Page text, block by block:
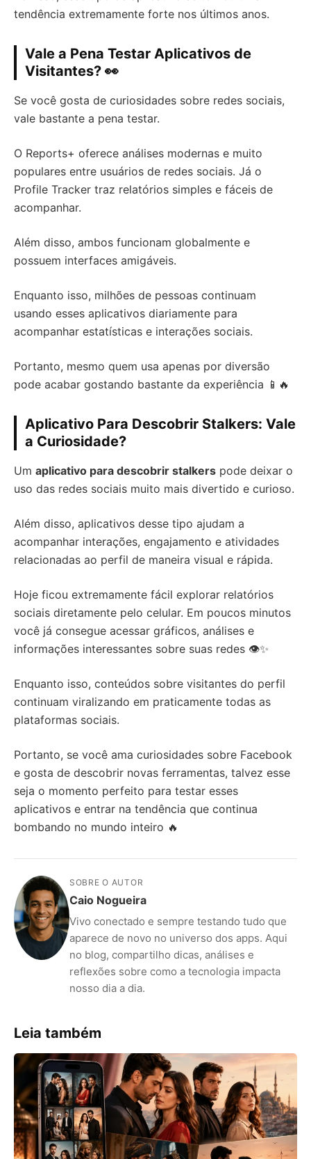
tendência extremamente forte nos últimos anos.
Vale a Pena Testar Aplicativos de
Visitantes? 👀
Se você gosta de curiosidades sobre redes sociais,
vale bastante a pena testar.
O Reports+ oferece análises modernas e muito
populares entre usuários de redes sociais. Já o
Profile Tracker traz relatórios simples e fáceis de
acompanhar.
Além disso, ambos funcionam globalmente e
possuem interfaces amigáveis.
Enquanto isso, milhões de pessoas continuam
usando esses aplicativos diariamente para
acompanhar estatísticas e interações sociais.
Portanto, mesmo quem usa apenas por diversão
pode acabar gostando bastante da experiência 📱🔥
Aplicativo Para Descobrir Stalkers: Vale
a Curiosidade?
Um aplicativo para descobrir stalkers pode deixar o
uso das redes sociais muito mais divertido e curioso.
Além disso, aplicativos desse tipo ajudam a
acompanhar interações, engajamento e atividades
relacionadas ao perfil de maneira visual e rápida.
Hoje ficou extremamente fácil explorar relatórios
sociais diretamente pelo celular. Em poucos minutos
você já consegue acessar gráficos, análises e
informações interessantes sobre suas redes 👁️✨
Enquanto isso, conteúdos sobre visitantes do perfil
continuam viralizando em praticamente todas as
plataformas sociais.
Portanto, se você ama curiosidades sobre Facebook
e gosta de descobrir novas ferramentas, talvez esse
seja o momento perfeito para testar esses
aplicativos e entrar na tendência que continua
bombando no mundo inteiro 🔥
SOBRE O AUTOR
Caio Nogueira
Vivo conectado e sempre testando tudo que
aparece de novo no universo dos apps. Aqui
no blog, compartilho dicas, análises e
reflexões sobre como a tecnologia impacta
nosso dia a dia.
Leia também